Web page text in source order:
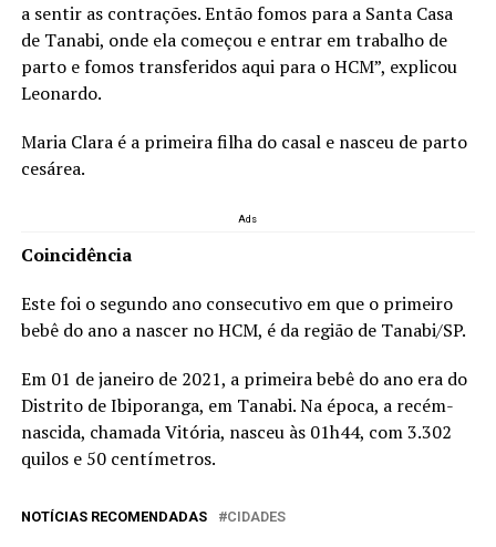
a sentir as contrações. Então fomos para a Santa Casa
de Tanabi, onde ela começou e entrar em trabalho de
parto e fomos transferidos aqui para o HCM”, explicou
Leonardo.
Maria Clara é a primeira filha do casal e nasceu de parto
cesárea.
Ads
Coincidência
Este foi o segundo ano consecutivo em que o primeiro
bebê do ano a nascer no HCM, é da região de Tanabi/SP.
Em 01 de janeiro de 2021, a primeira bebê do ano era do
Distrito de Ibiporanga, em Tanabi. Na época, a recém-
nascida, chamada Vitória, nasceu às 01h44, com 3.302
quilos e 50 centímetros.
NOTÍCIAS RECOMENDADAS CIDADES